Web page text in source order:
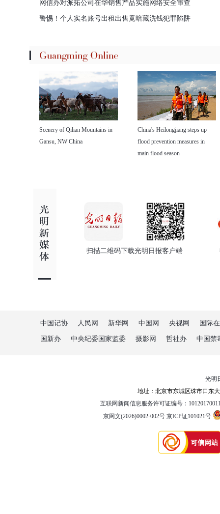
网信办对派拓公司在华销售产品实施网络安全审查
警惕！个人实名账号出租出售竟暗藏洗钱犯罪陷阱
Scenery of Qilian Mountains in
Gansu, NW China
China's Heilongjiang steps up
flood prevention measures in
main flood season
扫描二维码下载光明日报客户端
中国记协 人民网 新华网 中国网 央视网 国际
国新办 中央纪委国家监委 摄影网 哲社办 中国禁
光明
地址：北京市东城区珠市口东
互联网新闻信息服务许可证编号：
京网文(2026)0002-002号 京ICP证101021号